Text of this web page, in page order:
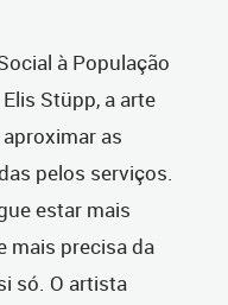
à População
Stüpp, a arte
as
pelos serviços.
estar mais
mais precisa da
só. O artista